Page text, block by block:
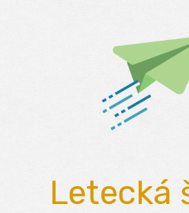
Letecká